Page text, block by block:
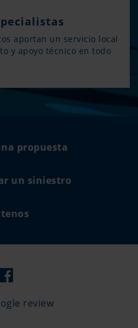
aportan un servicio local
y apoyo técnico en todo
propuesta
un siniestro
review